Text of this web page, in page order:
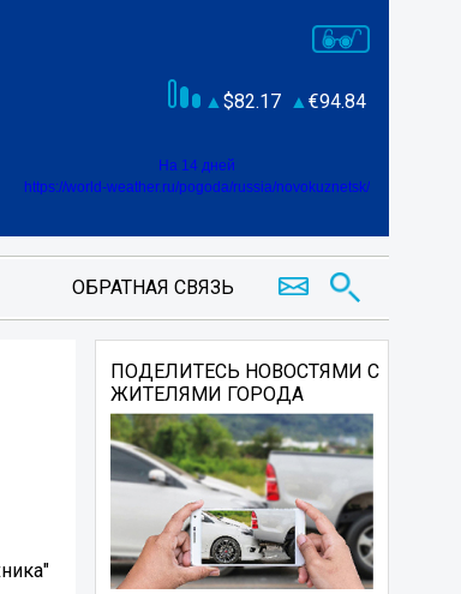
82.17 94.84
На 14 дней
https://world-weather.ru/pogoda/russia/novokuznetsk/
ОБРАТНАЯ СВЯЗЬ
ПОДЕЛИТЕСЬ НОВОСТЯМИ С
ЖИТЕЛЯМИ ГОРОДА